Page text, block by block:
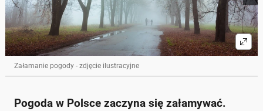
Załamanie pogody - zdjęcie ilustracyjne
Pogoda w Polsce zaczyna się załamywać.